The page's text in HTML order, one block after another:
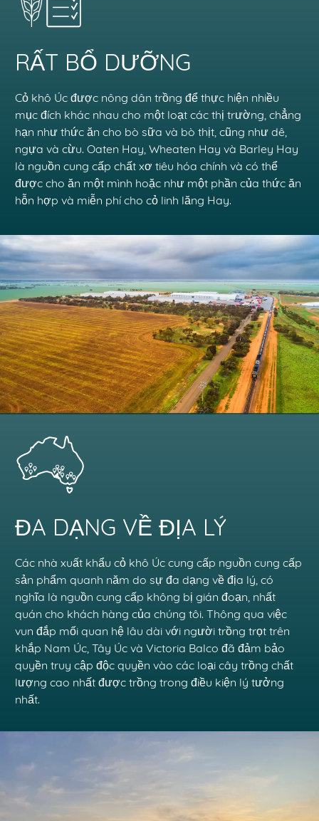
RẤT BỔ DƯỠNG
Cỏ khô Úc được nông dân trồng để thực hiện nhiều
mục đích khác nhau cho một loạt các thị trường, chẳng
hạn như thức ăn cho bò sữa và bò thịt, cũng như dê,
ngựa và cừu. Oaten Hay, Wheaten Hay và Barley Hay
là nguồn cung cấp chất xơ tiêu hóa chính và có thể
được cho ăn một mình hoặc như một phần của thức ăn
hỗn hợp và miễn phí cho cỏ linh lăng Hay.
ĐA DẠNG VỀ ĐỊA LÝ
Các nhà xuất khẩu cỏ khô Úc cung cấp nguồn cung cấp
sản phẩm quanh năm do sự đa dạng về địa lý, có
nghĩa là nguồn cung cấp không bị gián đoạn, nhất
quán cho khách hàng của chúng tôi. Thông qua việc
vun đắp mối quan hệ lâu dài với người trồng trọt trên
khắp Nam Úc, Tây Úc và Victoria Balco đã đảm bảo
quyền truy cập độc quyền vào các loại cây trồng chất
lượng cao nhất được trồng trong điều kiện lý tưởng
nhất.